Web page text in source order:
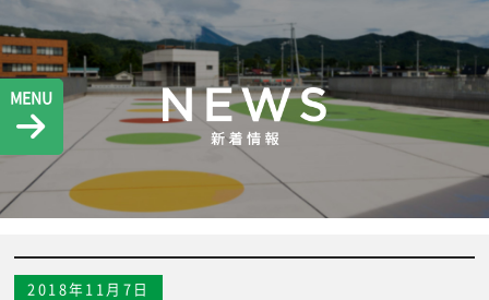
MENU
2018年11月7日